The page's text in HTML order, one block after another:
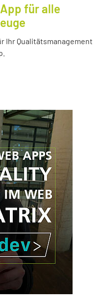
für alle
Ihr Qualitätsmanagement